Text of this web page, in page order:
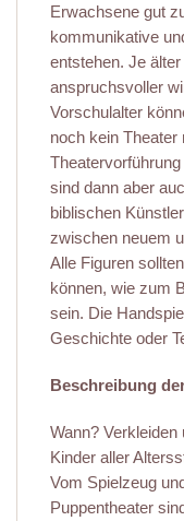
Erwachsene gut
kommunikative
entstehen. Je
anspruchsvoller
Vorschulalter
noch kein Theater
sind dann aber
biblischen
zwischen neuem
Alle Figuren
können, wie zum
sein. Die
Geschichte oder
Beschreibung
Wann?
Kinder aller
Vom Spielzeug
Puppentheater